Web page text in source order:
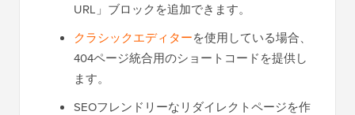
URL」ブロックを追加できます。
クラシックエディターを使用している場合、
404ページ統合用のショートコードを提供し
ます。
SEOフレンドリーなリダイレクトページを作